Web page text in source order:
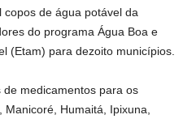
copos de água potável da
do programa Água Boa e
(Etam) para dezoito municípios.
medicamentos para os
Humaitá, Ipixuna,